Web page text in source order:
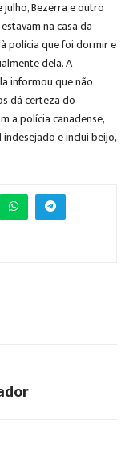
julho, Bezerra e outro
na casa da
polícia que foi dormir e
dela. A
informou que não
dá certeza do
a polícia canadense,
e inclui beijo,